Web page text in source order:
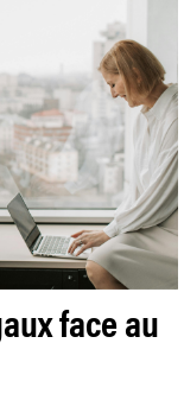
face au